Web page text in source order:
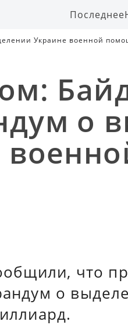
Последнее
Украине военной
о
что
о